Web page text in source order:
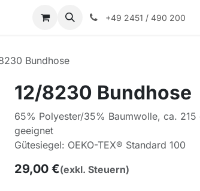
+49 2451 / 490 200
Bundhose
12/8230 Bundhose
65% Polyester/35% Baumwolle, ca.
geeignet
Gütesiegel: OEKO-TEX® Standard 100
29,00 €(exkl. Steuern)